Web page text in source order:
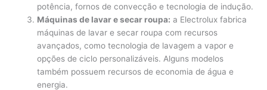
potência, fornos de convecção e tecnologia de indução.
Máquinas de lavar e secar roupa: a Electrolux fabrica
máquinas de lavar e secar roupa com recursos
avançados, como tecnologia de lavagem a vapor e
opções de ciclo personalizáveis. Alguns modelos
também possuem recursos de economia de água e
energia.